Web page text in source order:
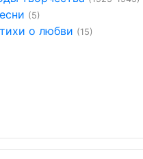
(5)
о любви (15)